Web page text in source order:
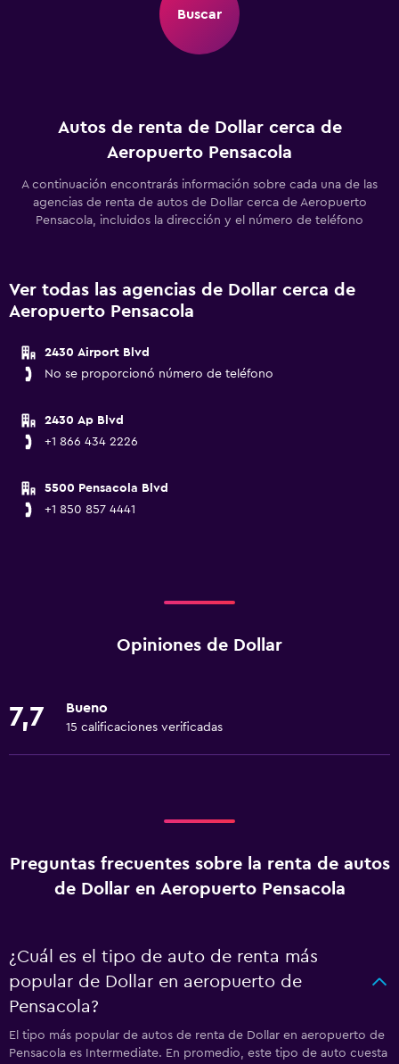
Buscar
Autos de renta de Dollar cerca de
Aeropuerto Pensacola
A continuación encontrarás información sobre cada una de las
agencias de renta de autos de Dollar cerca de Aeropuerto
Pensacola, incluidos la dirección y el número de teléfono
Ver todas las agencias de Dollar cerca de
Aeropuerto Pensacola
2430 Airport Blvd
No se proporcionó número de teléfono
2430 Ap Blvd
+1 866 434 2226
5500 Pensacola Blvd
+1 850 857 4441
Opiniones de Dollar
7,7 Bueno
15 calificaciones verificadas
Preguntas frecuentes sobre la renta de autos
de Dollar en Aeropuerto Pensacola
¿Cuál es el tipo de auto de renta más
popular de Dollar en aeropuerto de
Pensacola?
El tipo más popular de autos de renta de Dollar en aeropuerto de
Pensacola es Intermediate. En promedio, este tipo de auto cuesta